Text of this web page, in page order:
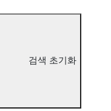
검색 초기화